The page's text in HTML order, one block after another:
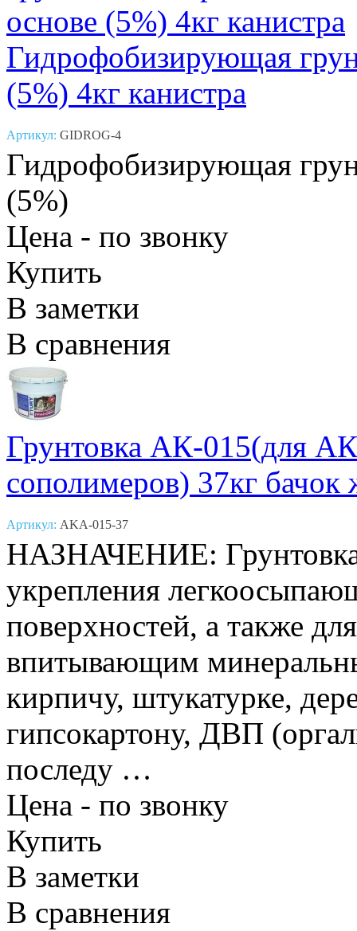
Гидрофобизирующая
(5%) 4кг канистра
Артикул: GIDROG-4
Гидрофобизирующая
(5%)
Цена - по звонку
Купить
В заметки
В сравнения
Грунтовка АК-015(для
сополимеров) 37кг бачок
Артикул: AKA-015-37
НАЗНАЧЕНИЕ:
укрепления
поверхностей, а также
впитывающим
кирпичу, штукатурке,
гипсокартону, ДВП
последу …
Цена - по звонку
Купить
В заметки
В сравнения